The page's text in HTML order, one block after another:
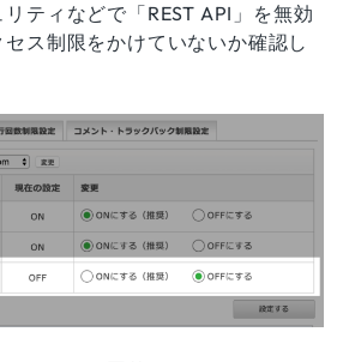
ティなどで「REST API」を無効
ス制限をかけていないか確認し